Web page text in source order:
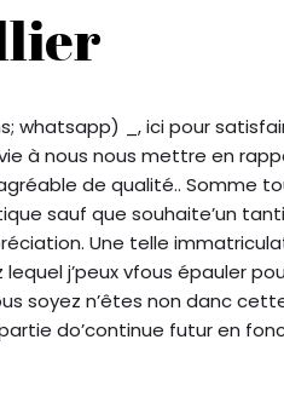
whatsapp) _, ici pour
à nous nous mettre en
de qualité.. Somme
sauf que souhaite’un
Une telle
j’peux vfous épauler
soyez n’êtes non danc
do’continue futur en